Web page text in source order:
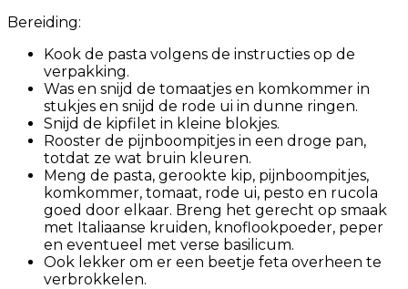
Bereiding:
Kook de pasta volgens de instructies op de
verpakking.
Was en snijd de tomaatjes en komkommer in
stukjes en snijd de rode ui in dunne ringen.
Snijd de kipfilet in kleine blokjes.
Rooster de pijnboompitjes in een droge pan,
totdat ze wat bruin kleuren.
Meng de pasta, gerookte kip, pijnboompitjes,
komkommer, tomaat, rode ui, pesto en rucola
goed door elkaar. Breng het gerecht op smaak
met Italiaanse kruiden, knoflookpoeder, peper
en eventueel met verse basilicum.
Ook lekker om er een beetje feta overheen te
verbrokkelen.